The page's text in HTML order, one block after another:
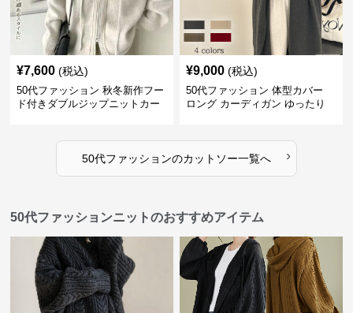
¥7,600 (税込)
50代ファッション 秋冬新作フー
ド付きダブルジップニットカー
¥9,000 (税込)
50代ファッション 体型カバー
ロング カーディガン ゆったり
50代ファッションのカットソー一覧へ ›
50代ファッションニットのおすすめアイテム